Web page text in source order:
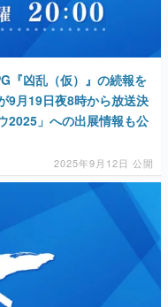
『凶乱（仮）』の続報を
9月19日夜8時から放送決
2025」への出展情報も公
2025年9月12日 公開